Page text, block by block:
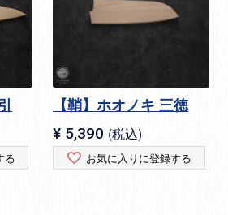
る
【鞘】ホオノキ 三徳
¥ 5,390 税込
お気に入りに登録する